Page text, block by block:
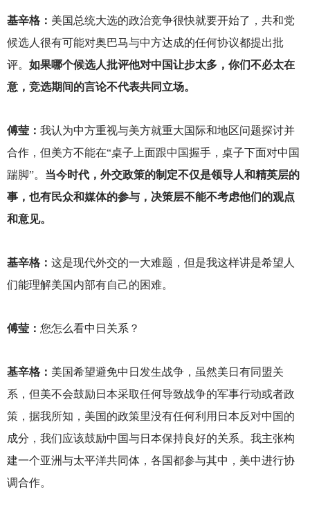
基辛格： 美国总统大选的政治竞争很快就要开始了，共和党
候选人很有可能对奥巴马与中方达成的任何协议都提出批
评。 如果哪个候选人批评他对中国让步太多，你们不必太在
意，竞选期间的言论不代表共同立场。
傅莹： 我认为中方重视与美方就重大国际和地区问题探讨并
合作，但美方不能在“桌子上面跟中国握手，桌子下面对中国
踹脚”。 当今时代，外交政策的制定不仅是领导人和精英层的
事，也有民众和媒体的参与，决策层不能不考虑他们的观点
和意见。
基辛格： 这是现代外交的一大难题，但是我这样讲是希望人
们能理解美国内部有自己的困难。
傅莹： 您怎么看中日关系？
基辛格： 美国希望避免中日发生战争，虽然美日有同盟关
系，但美不会鼓励日本采取任何导致战争的军事行动或者政
策，据我所知，美国的政策里没有任何利用日本反对中国的
成分，我们应该鼓励中国与日本保持良好的关系。我主张构
建一个亚洲与太平洋共同体，各国都参与其中，美中进行协
调合作。